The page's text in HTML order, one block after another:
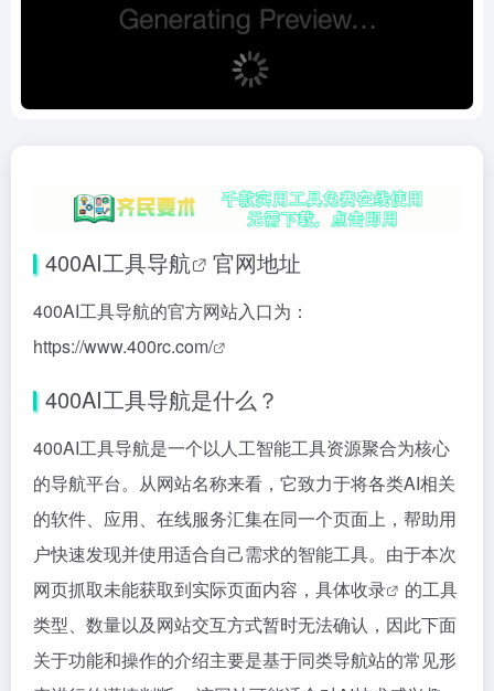
400AI工具导航 官网地址
400AI工具导航的官方网站入口为：
https://www.400rc.com/
400AI工具导航是什么？
400AI工具导航是一个以人工智能工具资源聚合为核心
的导航平台。从网站名称来看，它致力于将各类AI相关
的软件、应用、在线服务汇集在同一个页面上，帮助用
户快速发现并使用适合自己需求的智能工具。由于本次
网页抓取未能获取到实际页面内容，具体收录
的工具
类型、数量以及网站交互方式暂时无法确认，因此下面
关于功能和操作的介绍主要是基于同类导航站的常见形